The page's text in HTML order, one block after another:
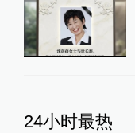
24小时最热